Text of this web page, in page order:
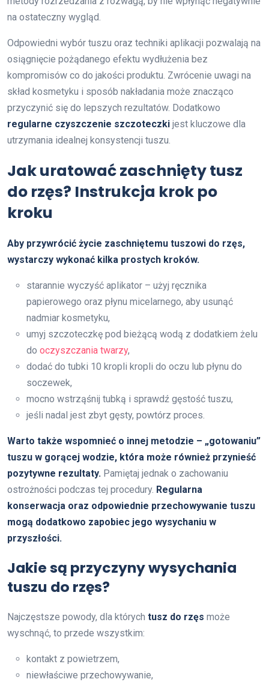
na ostateczny wygląd.
Odpowiedni wybór tuszu oraz techniki aplikacji pozwalają na
osiągnięcie pożądanego efektu wydłużenia bez
kompromisów co do jakości produktu. Zwrócenie uwagi na
skład kosmetyku i sposób nakładania może znacząco
przyczynić się do lepszych rezultatów. Dodatkowo
regularne czyszczenie szczoteczki jest kluczowe dla
utrzymania idealnej konsystencji tuszu.
Jak uratować zaschnięty tusz
do rzęs? Instrukcja krok po
kroku
Aby przywrócić życie zaschniętemu tuszowi do rzęs,
wystarczy wykonać kilka prostych kroków.
starannie wyczyść aplikator – użyj ręcznika
papierowego oraz płynu micelarnego, aby usunąć
nadmiar kosmetyku,
umyj szczoteczkę pod bieżącą wodą z dodatkiem żelu
do oczyszczania twarzy,
dodać do tubki 10 kropli kropli do oczu lub płynu do
soczewek,
mocno wstrząśnij tubką i sprawdź gęstość tuszu,
jeśli nadal jest zbyt gęsty, powtórz proces.
Warto także wspomnieć o innej metodzie – „gotowaniu”
tuszu w gorącej wodzie, która może również przynieść
pozytywne rezultaty. Pamiętaj jednak o zachowaniu
ostrożności podczas tej procedury. Regularna
konserwacja oraz odpowiednie przechowywanie tuszu
mogą dodatkowo zapobiec jego wysychaniu w
przyszłości.
Jakie są przyczyny wysychania
tuszu do rzęs?
Najczęstsze powody, dla których tusz do rzęs może
wyschnąć, to przede wszystkim:
kontakt z powietrzem,
niewłaściwe przechowywanie,